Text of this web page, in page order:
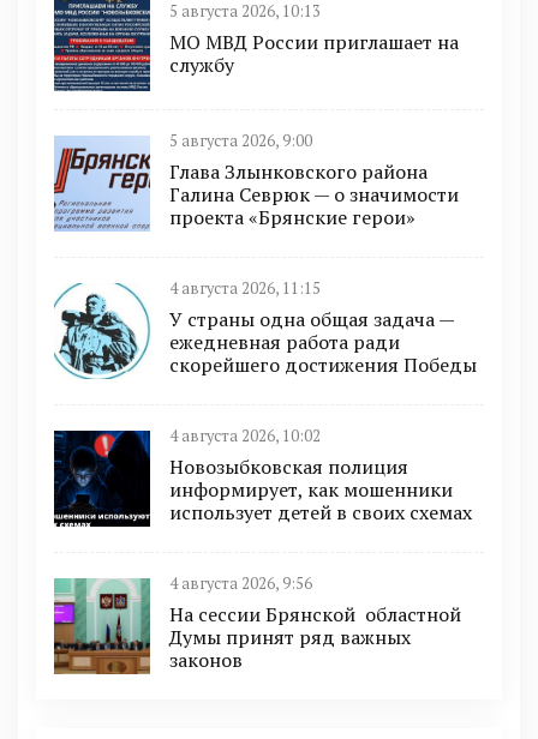
5 августа 2026, 10:13
МО МВД России приглашает на
службу
5 августа 2026, 9:00
Глава Злынковского района
Галина Севрюк — о значимости
проекта «Брянские герои»
4 августа 2026, 11:15
У страны одна общая задача —
ежедневная работа ради
скорейшего достижения Победы
4 августа 2026, 10:02
Новозыбковская полиция
информирует, как мошенники
использует детей в своих схемах
4 августа 2026, 9:56
На сессии Брянской областной
Думы принят ряд важных
законов